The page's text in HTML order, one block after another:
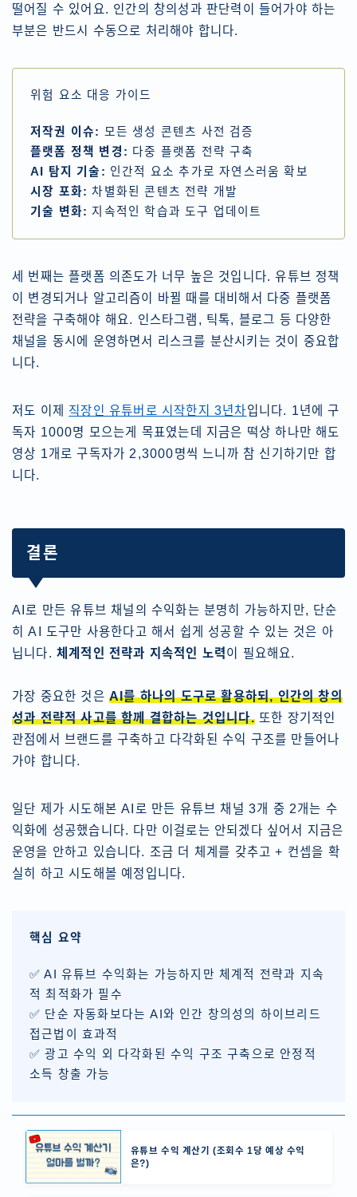
떨어질 수 있어요. 인간의 창의성과 판단력이 들어가야 하는
부분은 반드시 수동으로 처리해야 합니다.
위험 요소 대응 가이드
저작권 이슈:
모든 생성 콘텐츠 사전 검증
플랫폼 정책 변경: 다중 플랫폼 전략 구축
AI 탐지 기술: 인간적 요소 추가로 자연스러움 확보
시장 포화: 차별화된 콘텐츠 전략 개발
기술 변화: 지속적인 학습과 도구 업데이트
세 번째는 플랫폼 의존도가 너무 높은 것입니다. 유튜브 정책
이 변경되거나 알고리즘이 바뀔 때를 대비해서 다중 플랫폼
전략을 구축해야 해요. 인스타그램, 틱톡, 블로그 등 다양한
채널을 동시에 운영하면서 리스크를 분산시키는 것이 중요합
니다.
저도 이제 직장인 유튜버로 시작한지 3년차입니다. 1년에 구
독자 1000명 모으는게 목표였는데 지금은 떡상 하나만 해도
영상 1개로 구독자가 2,3000명씩 느니까 참 신기하기만 합
니다.
결론
AI로 만든 유튜브 채널의 수익화는 분명히 가능하지만, 단순
히 AI 도구만 사용한다고 해서 쉽게 성공할 수 있는 것은 아
닙니다. 체계적인 전략과 지속적인 노력이 필요해요.
가장 중요한 것은 AI를 하나의 도구로 활용하되, 인간의 창의
성과 전략적 사고를 함께 결합하는 것입니다.또한 장기적인
관점에서 브랜드를 구축하고 다각화된 수익 구조를 만들어나
가야 합니다.
일단 제가 시도해본 AI로 만든 유튜브 채널 3개 중 2개는 수
익화에 성공했습니다. 다만 이걸로는 안되겠다 싶어서 지금은
운영을 안하고 있습니다. 조금 더 체계를 갖추고 + 컨셉을 확
실히 하고 시도해볼 예정입니다.
핵심 요약
✅ AI 유튜브 수익화는 가능하지만 체계적 전략과 지속
적 최적화가 필수
✅ 단순 자동화보다는 AI와 인간 창의성의 하이브리드
접근법이 효과적
✅ 광고 수익 외 다각화된 수익 구조 구축으로 안정적
소득 창출 가능
유튜브 수익 계산기 (조회수 1당 예상 수익
은?)